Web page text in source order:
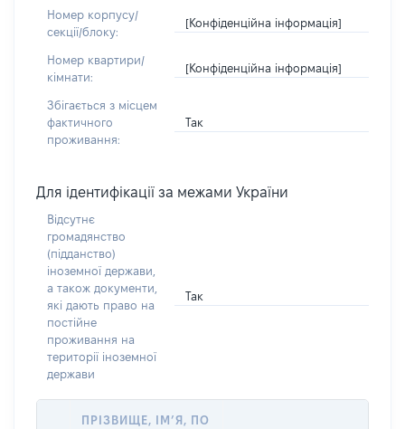
Номер корпусу/
секції/блоку:
[Конфіденційна інформація]
Номер квартири/
кімнати:
[Конфіденційна інформація]
Збігається з місцем
фактичного
проживання:
Так
Для ідентифікації за межами України
Відсутнє
громадянство
(підданство)
іноземної держави,
а також документи,
які дають право на
постійне
проживання на
території іноземної
держави
Так
ПРІЗВИЩЕ, ІМ’Я, ПО